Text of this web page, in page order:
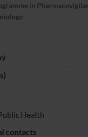
in
Health
contacts